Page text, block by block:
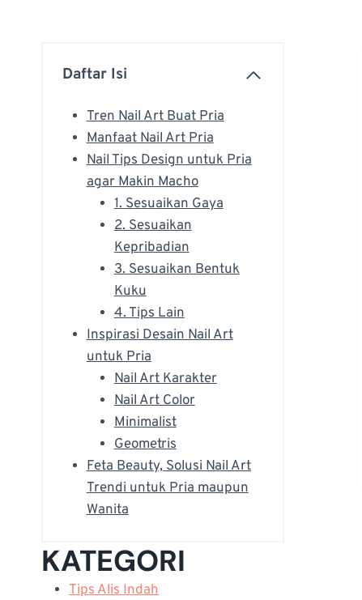
Daftar Isi
Tren Nail Art Buat Pria
Manfaat Nail Art Pria
Nail Tips Design untuk Pria
agar Makin Macho
1. Sesuaikan Gaya
2. Sesuaikan
Kepribadian
3. Sesuaikan Bentuk
Kuku
4. Tips Lain
Inspirasi Desain Nail Art
untuk Pria
Nail Art Karakter
Nail Art Color
Minimalist
Geometris
Feta Beauty, Solusi Nail Art
Trendi untuk Pria maupun
Wanita
KATEGORI
Tips Alis Indah